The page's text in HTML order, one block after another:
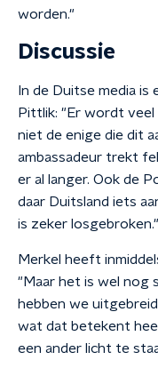
worden."
Discussie
In de Duitse media
Pittlik: "Er wordt veel
niet de enige die dit
ambassadeur trekt
er al langer. Ook de
daar Duitsland iets
is zeker losgebroken."
Merkel heeft
"Maar het is wel nog
hebben we
wat dat betekent
een ander licht te